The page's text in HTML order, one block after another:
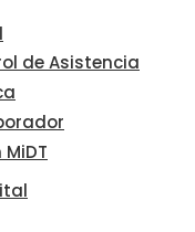
de Asistencia